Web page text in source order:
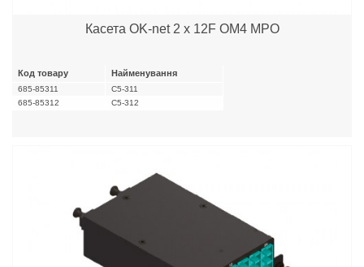
Касета OK-net 2 x 12F OM4 MPO
Код товару Найменування
685-85311
C5-311
685-85312
C5-312